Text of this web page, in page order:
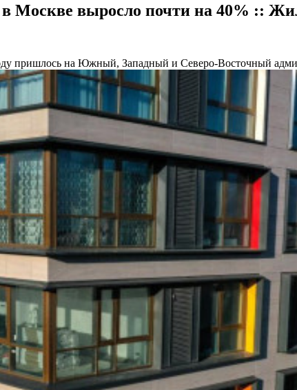
в Москве выросло почти на 40% ::
пришлось на Южный, Западный и Северо-Восточный